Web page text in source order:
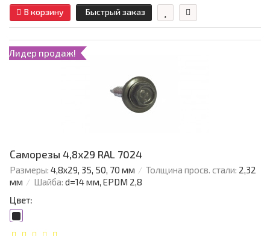
В корзину Быстрый заказ
Лидер продаж!
Саморезы 4,8х29 RAL 7024
Размеры: 4,8х29, 35, 50, 70 мм Толщина просв. стали: 2,32
мм
Шайба: d=14 мм, EPDM 2,8
Цвет: